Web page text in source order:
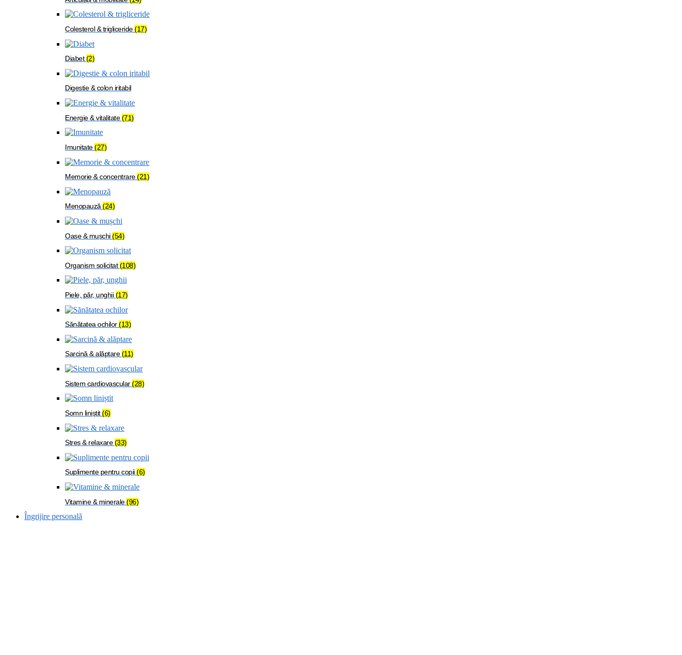
Colesterol & trigliceride(17)
Diabet(2)
Digestie & colon iritabil
Energie & vitalitate(71)
Imunitate(27)
Memorie & concentrare(21)
Menopauză(24)
Oase & mușchi(54)
Organism solicitat(108)
Piele, păr, unghii(17)
Sănătatea ochilor(13)
Sarcină & alăptare(11)
Sistem cardiovascular(28)
Somn liniștit(6)
Stres & relaxare(33)
Suplimente pentru copii(6)
Vitamine & minerale(96)
Îngrijire personală